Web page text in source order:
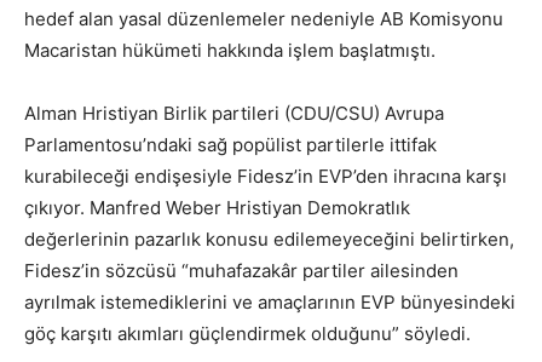
hedef alan yasal düzenlemeler nedeniyle AB Komisyonu
Macaristan hükümeti hakkında işlem başlatmıştı.
Alman Hristiyan Birlik partileri (CDU/CSU) Avrupa
Parlamentosu’ndaki sağ popülist partilerle ittifak
kurabileceği endişesiyle Fidesz’in EVP’den ihracına karşı
çıkıyor. Manfred Weber Hristiyan Demokratlık
değerlerinin pazarlık konusu edilemeyeceğini belirtirken,
Fidesz’in sözcüsü “muhafazakâr partiler ailesinden
ayrılmak istemediklerini ve amaçlarının EVP bünyesindeki
göç karşıtı akımları güçlendirmek olduğunu” söyledi.